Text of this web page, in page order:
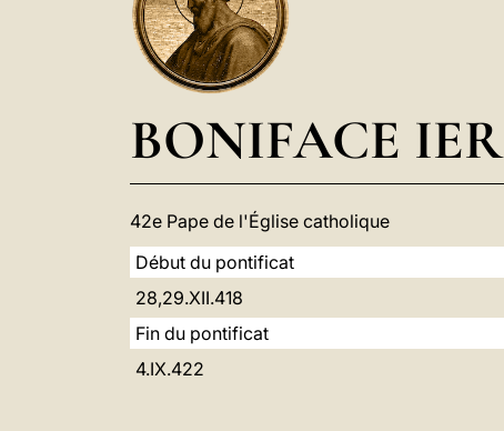
BONIFACE IER
42e Pape de l'Église catholique
Début du pontificat
28,29.XII.418
Fin du pontificat
4.IX.422